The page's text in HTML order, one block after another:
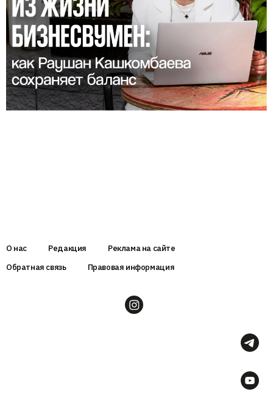
О нас Редакция
Реклама на сайте
Обратная связь
Правовая информация